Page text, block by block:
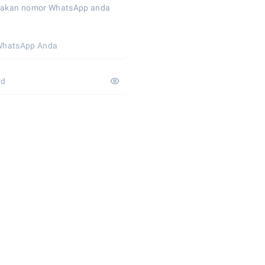
nomor WhatsApp anda